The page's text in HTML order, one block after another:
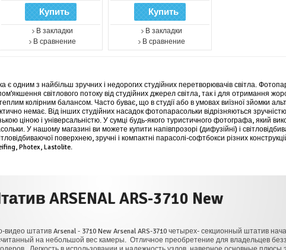
В закладки
В сравнение
В закладки
В сравнение
є одним з найбільш зручних і недорогих студійних перетворювачів світла.
світлового потоку від студійних джерел світла, так і для отримання
колірним балансом. Часто буває, що в студії або в умовах виїзної зйомки
немає. Від інших студійних насадок фотопарасольки відрізняються
ціною і універсальністю. У сумці будь-якого туристичного фотографа, який
У нашому магазині ви можете купити напівпрозорі (дифузійні) і
поверхнею, зручні і компактні парасолі-софтбокси різних
Photex, Lastolite.
New
четырех- секционный штатив начального уровня
для владельцев беззеркальных камер и